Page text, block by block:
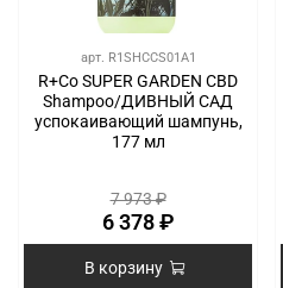
арт. R1SHCCS01A1
R+Co SUPER GARDEN CBD
Shampoo/ДИВНЫЙ САД
успокаивающий шампунь,
177 мл
7 973 ₽
6 378 ₽
В корзину